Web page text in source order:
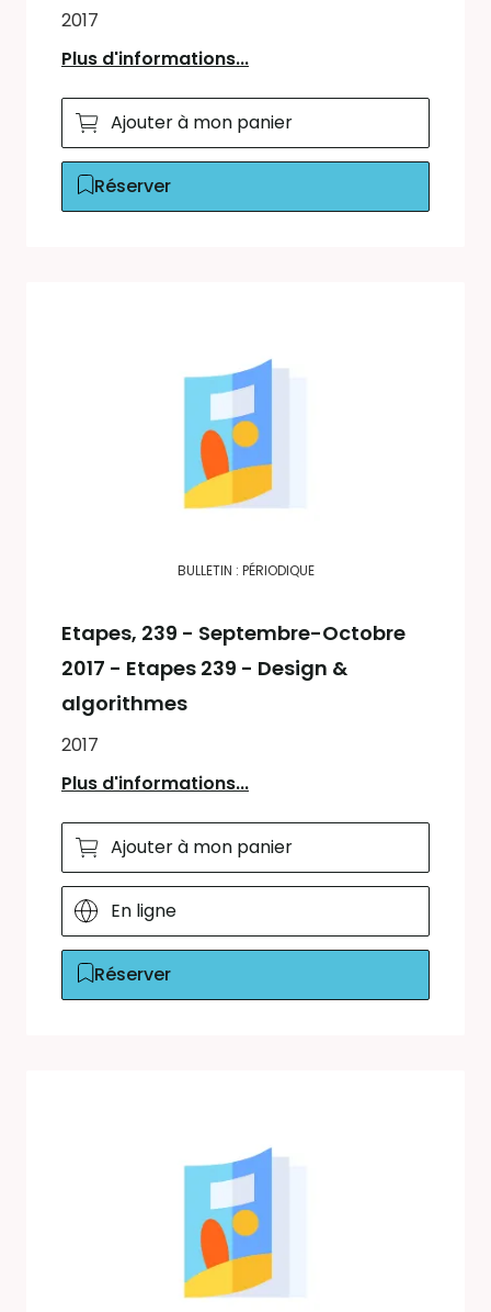
2017
Plus d'informations...
Ajouter à mon panier
Réserver
BULLETIN : PÉRIODIQUE
Etapes, 239 - Septembre-Octobre
2017 - Etapes 239 - Design &
algorithmes
2017
Plus d'informations...
Ajouter à mon panier
En ligne
Réserver